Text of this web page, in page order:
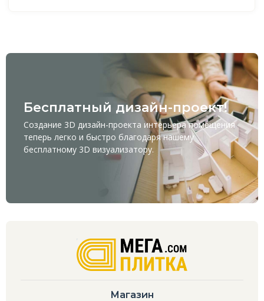
Бесплатный дизайн-проект!
Создание 3D дизайн-проекта интерьера помещения
теперь легко и быстро благодаря нашему
бесплатному 3D визуализатору.
Магазин